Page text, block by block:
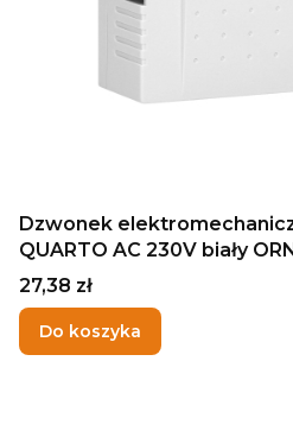
Dzwonek
QUARTO AC 230V biały
Cena
27,38 zł
Do koszyka